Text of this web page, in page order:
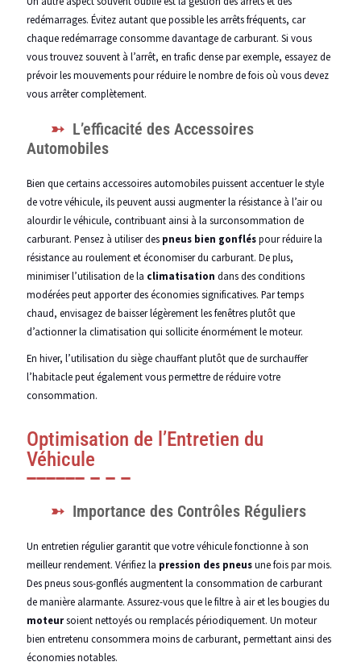
redémarrages. Évitez autant que possible les arrêts fréquents, car
chaque redémarrage consomme davantage de carburant. Si vous
vous trouvez souvent à l’arrêt, en trafic dense par exemple, essayez de
prévoir les mouvements pour réduire le nombre de fois où vous devez
vous arrêter complètement.
L’efficacité des Accessoires
Automobiles
Bien que certains accessoires automobiles puissent accentuer le style
de votre véhicule, ils peuvent aussi augmenter la résistance à l’air ou
alourdir le véhicule, contribuant ainsi à la surconsommation de
carburant. Pensez à utiliser des pneus bien gonfléspour réduire la
résistance au roulement et économiser du carburant. De plus,
minimiser l’utilisation de la climatisation dans des conditions
modérées peut apporter des économies significatives. Par temps
chaud, envisagez de baisser légèrement les fenêtres plutôt que
d’actionner la climatisation qui sollicite énormément le moteur.
En hiver, l’utilisation du siège chauffant plutôt que de surchauffer
l’habitacle peut également vous permettre de réduire votre
consommation.
Optimisation de l’Entretien du
Véhicule
Importance des Contrôles Réguliers
Un entretien régulier garantit que votre véhicule fonctionne à son
meilleur rendement. Vérifiez la pression des pneusune fois par mois.
Des pneus sous-gonflés augmentent la consommation de carburant
de manière alarmante. Assurez-vous que le filtre à air et les bougies du
moteursoient nettoyés ou remplacés périodiquement. Un moteur
bien entretenu consommera moins de carburant, permettant ainsi des
économies notables.